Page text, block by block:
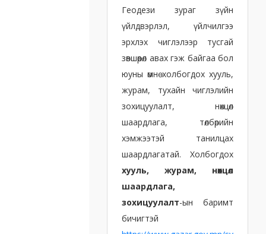
Геодези зураг зүйн
үйлдвэрлэл, үйлчилгээ
эрхлэх чиглэлээр тусгай
зөвшөөрөл авах гэж байгаа бол
юуны өмнө холбогдох хууль,
журам, тухайн чиглэлийн
зохицуулалт, нөхцөл
шаардлага, төлбөрийн
хэмжээтэй танилцах
шаардлагатай. Холбогдох
хууль, журам, нөхцөл
шаардлага,
зохицуулалт-ын баримт
бичигтэй